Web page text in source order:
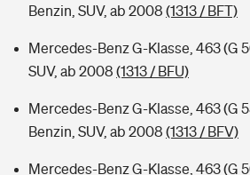
Benzin, SUV, ab 2008 (1313 / BFT)
Mercedes-Benz G-Klasse, 463 (G
SUV, ab 2008 (1313 / BFU)
Mercedes-Benz G-Klasse, 463 (G
Benzin, SUV, ab 2008 (1313 / BFV)
Mercedes-Benz G-Klasse, 463 (G